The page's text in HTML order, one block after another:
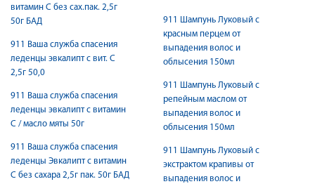
витамин C без сах.пак. 2,5г
50г БАД
911 Ваша служба спасения
леденцы эвкалипт с вит. С
2,5г 50,0
911 Ваша служба спасения
леденцы эвкалипт с витамин
C / масло мяты 50г
911 Ваша служба спасения
леденцы Эвкалипт с витамин
C без сахара 2,5г пак. 50г БАД
911 Шампунь Луковый с
красным перцем от
выпадения волос и
облысения 150мл
911 Шампунь Луковый с
репейным маслом от
выпадения волос и
облысения 150мл
911 Шампунь Луковый с
экстрактом крапивы от
выпадения волос и